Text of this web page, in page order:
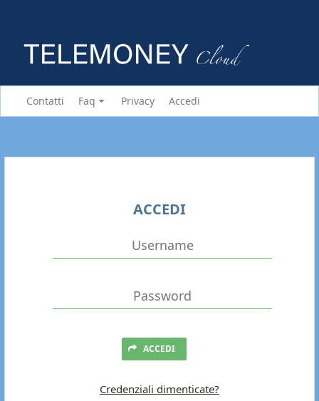
Contatti Faq Privacy Accedi
ACCEDI
ACCEDI
Credenziali dimenticate?